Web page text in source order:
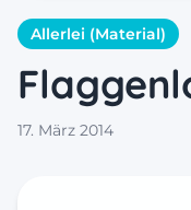
Allerlei (Material)
17. März 2014